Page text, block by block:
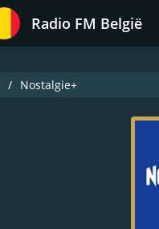
Radio FM België
Nostalgie+